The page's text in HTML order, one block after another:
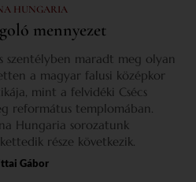
HUNGARIA
mennyezet
szentélyben maradt meg olyan
a magyar falusi középkor
mint a felvidéki Csécs
református templomában.
Hungaria sorozatunk
része következik.
Gábor